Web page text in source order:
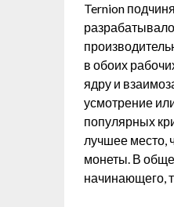
Ternion
в обоих
ядру и
усмотрение
популярных
лучшее место,
монеты. В
начинающего,